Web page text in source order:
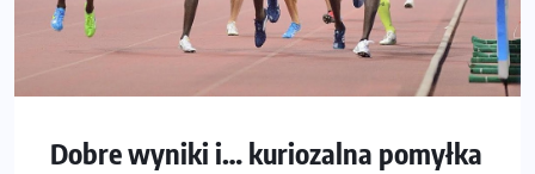
Dobre wyniki i… kuriozalna pomyłka